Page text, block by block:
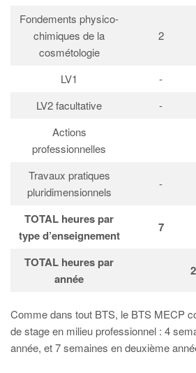
Fondements physico-
chimiques de la
cosmétologie
2
LV1 -
LV2 facultative
-
Actions
professionnelles
Travaux pratiques
pluridimensionnels
-
TOTAL heures par
type d’enseignement
7
TOTAL heures par
année
Comme dans tout BTS, le BTS MECP
de stage en milieu professionnel : 4
année, et 7 semaines en deuxième